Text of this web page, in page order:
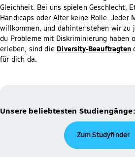
Gleichheit. Bei uns spielen Geschlecht,
Handicaps oder Alter keine Rolle. Jeder
willkommen, und dahinter stehen wir zu
du Probleme mit Diskriminierung haben
erleben, sind die Diversity-Beauftragten
für dich da.
Unsere beliebtesten Studiengänge:
Zum Studyfinder